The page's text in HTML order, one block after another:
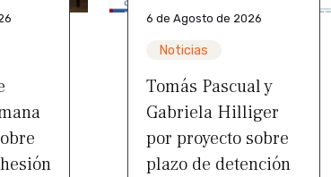
6 de Agosto de 2026
Noticias
Tomás Pascual y
Gabriela Hilliger
por proyecto sobre
plazo de detención